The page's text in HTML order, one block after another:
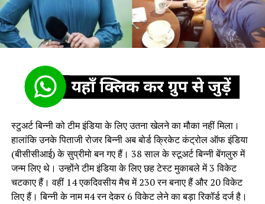
स्टुअर्ट बिन्नी को टीम इंडिया के लिए उतना खेलने का मौका नहीं मिला।
हालांकि उनके पिताजी रोजर बिन्नी अब बोर्ड क्रिकेट कंट्रोल ऑफ इंडिया
(बीसीसीआई) के सुप्रीमो बन गए हैं। 38 साल के स्टूअर्ट बिन्नी बेंगलुरु में
जन्म लिए थे। उन्होंने टीम इंडिया के लिए छह टेस्ट मुकाबले में 3 विकेट
चटकाए हैं। वहीं 14 एकदिवसीय मैच में 230 रन बनाए हैं और 20 विकेट
लिए हैं। बिन्नी के नाम म4 रन देकर 6 विकेट लेने का बड़ा रिकॉर्ड दर्ज है।